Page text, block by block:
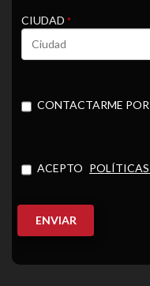
CIUDAD*
CONTACTARME
ACEPTO